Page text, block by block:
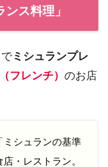
ス料理」
ミシュランプレ
フレンチ） のお店
ミシュランの基準
・レストラン。